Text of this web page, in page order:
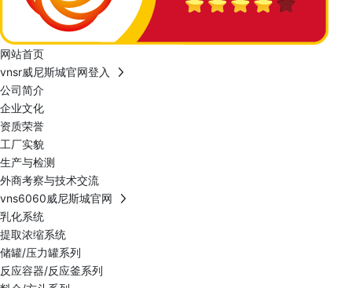
网站首页
vnsr威尼斯城官网登入
公司简介
企业文化
资质荣誉
工厂实貌
生产与检测
外商考察与技术交流
vns6060威尼斯城官网
乳化系统
提取浓缩系统
储罐/压力罐系列
反应容器/反应釜系列